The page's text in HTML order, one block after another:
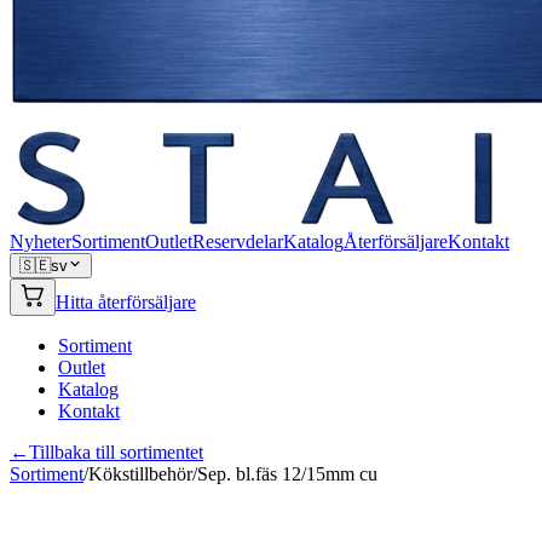
NyheterSortimentOutletReservdelarKatalogÅterförsäljareKontakt
🇸🇪sv
Hitta återförsäljare
Sortiment
Outlet
Katalog
Kontakt
←Tillbaka till sortimentet
Sortiment/Kökstillbehör/Sep. bl.fäs 12/15mm cu